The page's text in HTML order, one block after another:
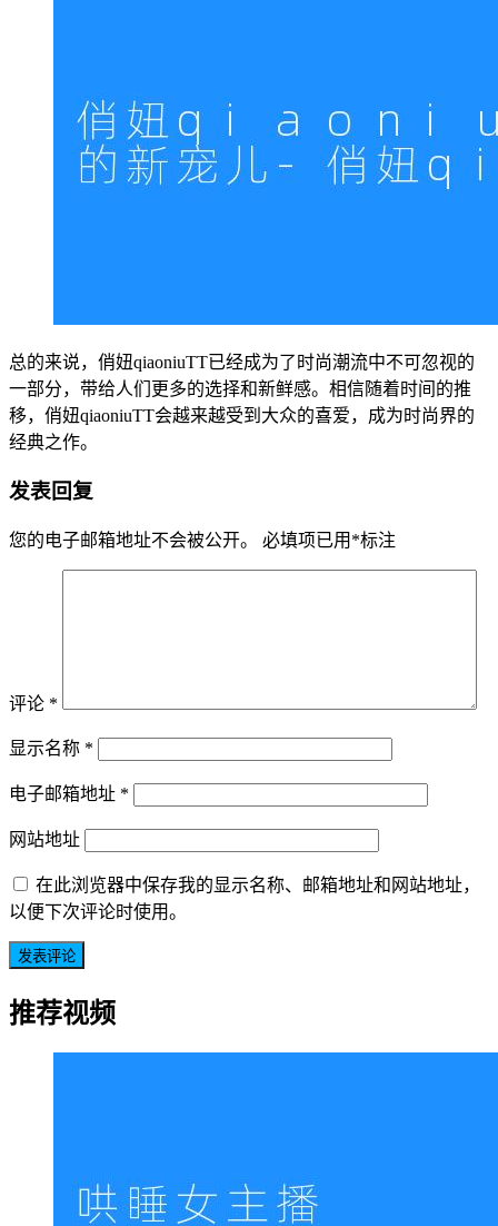
总的来说，俏妞qiaoniuTT已经成为了时尚潮流中不可忽视的
一部分，带给人们更多的选择和新鲜感。相信随着时间的推
移，俏妞qiaoniuTT会越来越受到大众的喜爱，成为时尚界的
经典之作。
发表回复
您的电子邮箱地址不会被公开。 必填项已用 *标注
评论 *
显示名称 *
电子邮箱地址 *
网站地址
在此浏览器中保存我的显示名称、邮箱地址和网站地址，
以便下次评论时使用。
推荐视频